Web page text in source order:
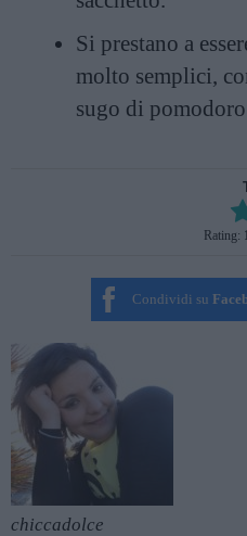
Si prestano a
molto semplici,
sugo di
Rate
Rating:
Condividi su
chiccadolce